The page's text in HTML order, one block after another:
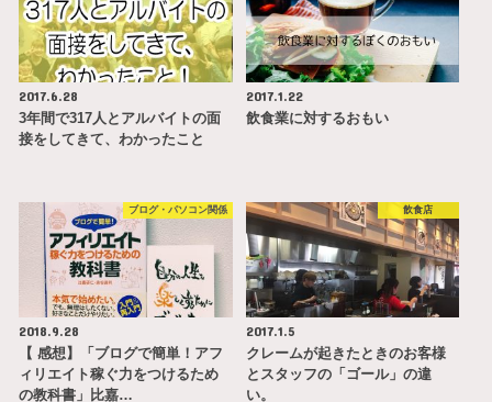
2017.6.28
3年間で317人とアルバイトの面
接をしてきて、わかったこと
2017.1.22
飲食業に対するおもい
ブログ・パソコン関係
2018.9.28
【 感想】「ブログで簡単！アフ
ィリエイト稼ぐ力をつけるため
の教科書」比嘉…
飲食店
2017.1.5
クレームが起きたときのお客様
とスタッフの「ゴール」の違
い。